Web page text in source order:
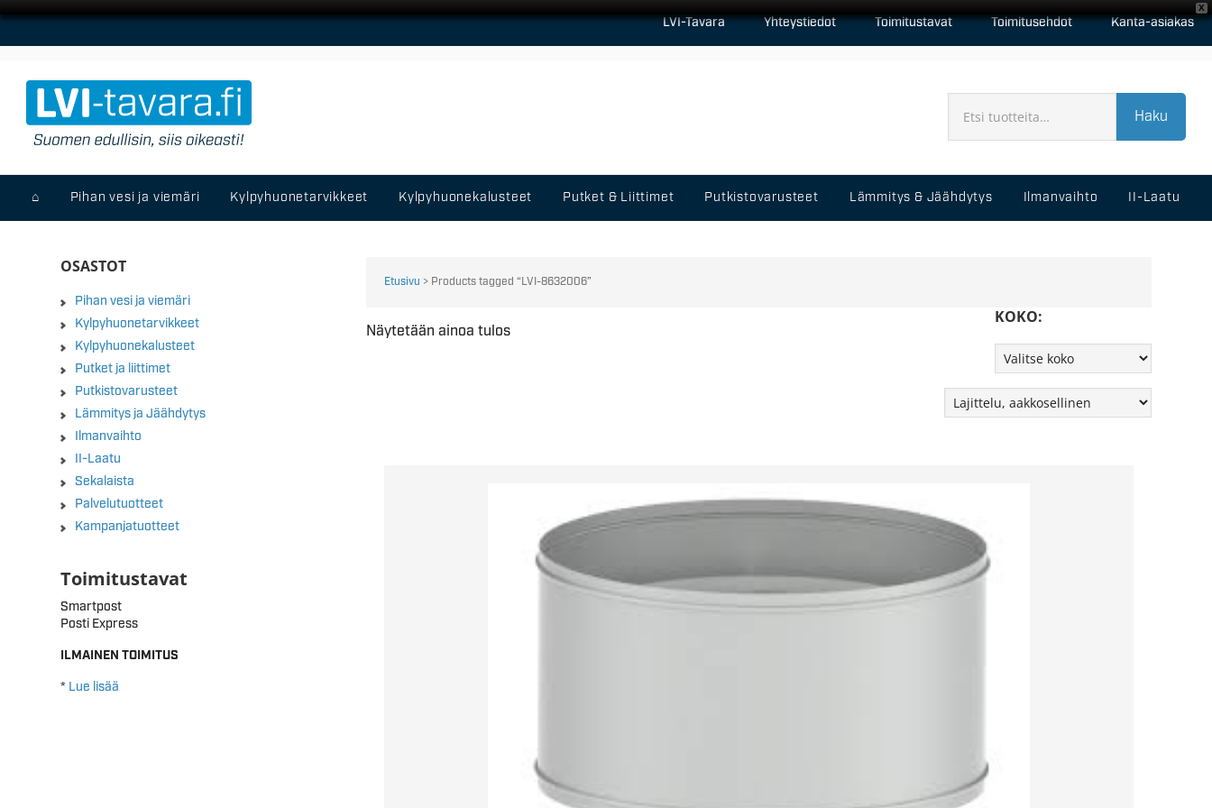
X
LVI-Tavara Yhteystiedot Toimitustavat Toimitusehdot Kanta-asiakas
Haku
⌂ Pihan vesi ja viemäri Kylpyhuonetarvikkeet Kylpyhuonekalusteet Putket & Liittimet Putkistovarusteet Lämmitys & Jäähdytys Ilmanvaihto II-Laatu
Etusivu > Products tagged “LVI-8632006”
KOKO:
Näytetään ainoa tulos
OSASTOT
Pihan vesi ja viemäri
Kylpyhuonetarvikkeet
Kylpyhuonekalusteet
Putket ja liittimet
Putkistovarusteet
Lämmitys ja Jäähdytys
Ilmanvaihto
II-Laatu
Sekalaista
Palvelutuotteet
Kampanjatuotteet
Toimitustavat
Smartpost
Posti Express
ILMAINEN TOIMITUS
* Lue lisää